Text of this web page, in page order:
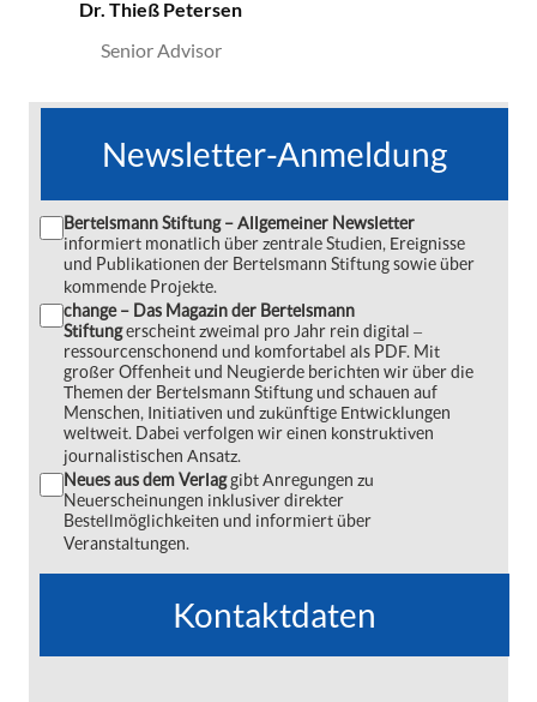
Dr. Thieß Petersen
Senior Advisor
Newsletter-Anmeldung
Bertelsmann Stiftung – Allgemeiner Newsletter
informiert monatlich über zentrale Studien, Ereignisse
und Publikationen der Bertelsmann Stiftung sowie über
kommende Projekte.
change – Das Magazin der Bertelsmann
Stiftungerscheint zweimal pro Jahr rein digital ‒
ressourcenschonend und komfortabel als PDF. Mit
großer Offenheit und Neugierde berichten wir über die
Themen der Bertelsmann Stiftung und schauen auf
Menschen, Initiativen und zukünftige Entwicklungen
weltweit. Dabei verfolgen wir einen konstruktiven
journalistischen Ansatz.
Neues aus dem Verlaggibt Anregungen zu
Neuerscheinungen inklusiver direkter
Bestellmöglichkeiten und informiert über
Veranstaltungen.
Kontaktdaten